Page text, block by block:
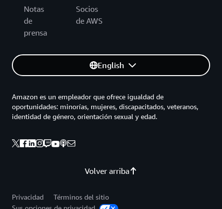
Notas
de
prensa
Socios
de AWS
English
Volver arriba
Amazon es un empleador que ofrece igualdad de
oportunidades: minorías, mujeres, discapacitados, veteranos,
identidad de género, orientación sexual y edad.
Privacidad
Términos del sitio